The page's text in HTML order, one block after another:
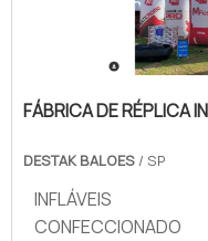
FÁBRICA DE RÉPLICA
DESTAK BALOES / SP
INFLÁVEIS